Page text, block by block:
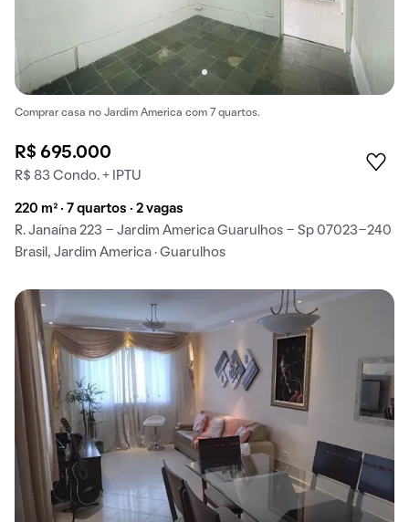
Comprar casa no Jardim America com 7 quartos.
R$ 695.000
R$ 83 Condo. + IPTU
220 m² · 7 quartos · 2 vagas
R. Janaína 223 - Jardim America Guarulhos - Sp 07023-240
Brasil, Jardim America · Guarulhos